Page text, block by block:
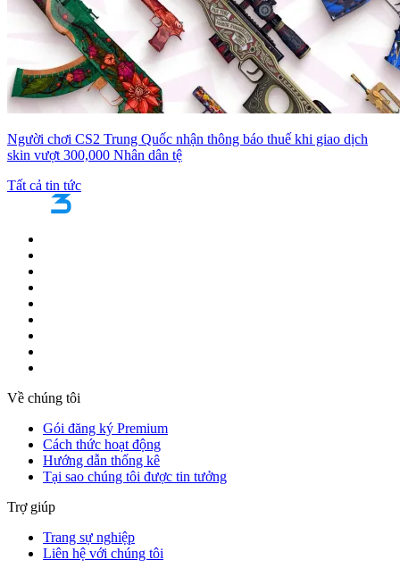
Người chơi CS2 Trung Quốc nhận thông báo thuế khi giao dịch
skin vượt 300,000 Nhân dân tệ
Tất cả tin tức
Về chúng tôi
Gói đăng ký Premium
Cách thức hoạt động
Hướng dẫn thống kê
Tại sao chúng tôi được tin tưởng
Trợ giúp
Trang sự nghiệp
Liên hệ với chúng tôi